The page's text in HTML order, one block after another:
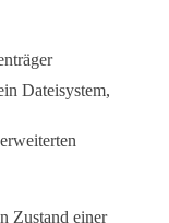
Dateisystem,
Zustand einer